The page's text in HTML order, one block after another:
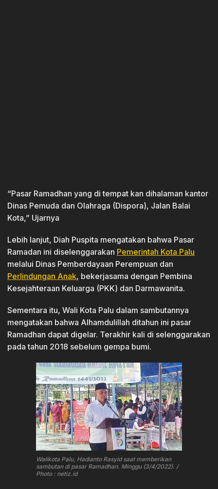
“Pasar Ramadhan yang di tempat kan dihalaman kantor
Dinas Pemuda dan Olahraga (Dispora), Jalan Balai
Kota,” Ujarnya
Lebih lanjut, Diah Puspita mengatakan bahwa Pasar
Ramadan ini diselenggarakan Pemerintah Kota Palu
melalui Dinas Pemberdayaan Perempuan dan
Perlindungan Anak, bekerjasama dengan Pembina
Kesejahteraan Keluarga (PKK) dan Darmawanita.
Sementara itu, Wali Kota Palu dalam sambutannya
mengatakan bahwa Alhamdulillah ditahun ini pasar
Ramadhan dapat digelar. Terakhir kali di selenggarakan
pada tahun 2018 sebelum gempa bumi.
Walikota Palu, Hadianto Rasyid saat memberikan
sambutan di pasar Ramadhan. Minggu (3/4/2022). /
Photo : netiz.id